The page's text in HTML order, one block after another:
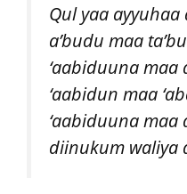
Qul yaa
a’budu maa
‘aabiduuna maa
‘aabidun maa
‘aabiduuna maa
diinukum waliya